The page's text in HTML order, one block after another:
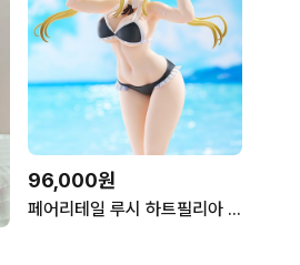
96,000원
페어리테일 루시 하트필리아 팝업퍼레이드 피규어 판매합니다